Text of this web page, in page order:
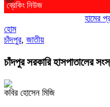
ব্রেকিং নিউজ
হামের
হোম
চাঁদপুর, জাতীয়
চাঁদপুর সরকারি হাসপাতালের
কবির হোসেন মিজি